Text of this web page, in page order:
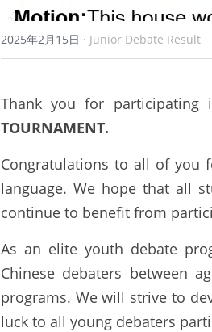
2025年2月15日 · Junior Debate Result
Thank you for participating
TOURNAMENT.
Congratulations to all of you
language. We hope that all
continue to benefit from
As an elite youth debate
Chinese debaters between
programs. We will strive to
luck to all young debaters